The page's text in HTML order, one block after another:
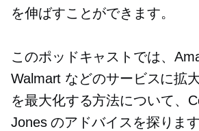
を伸ばすことができます。
このポッドキャストでは、
Walmart などのサービスに拡
を最大化する方法について、
Jones のアドバイスを探りま